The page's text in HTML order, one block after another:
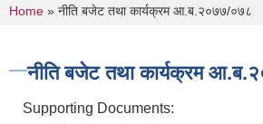
You are here
Home » नीति बजेट तथा कार्यक्रम आ.ब.२०७७/०७८
नीति बजेट तथा कार्यक्रम
Supporting Documents: